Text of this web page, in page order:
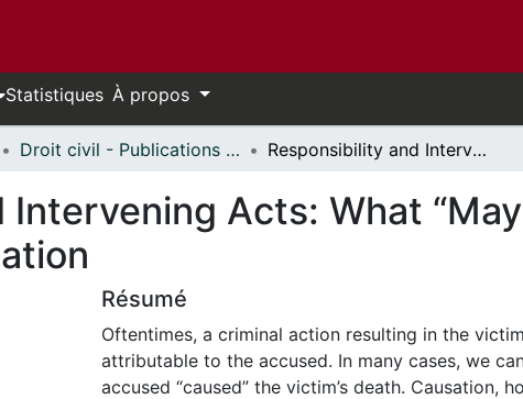
Statistiques À propos
Droit civil - Publications // Civil Law - Publications Responsibility and Intervening Acts: What “Maybin” an Overbroad Approach to Causation
Acts: What
Résumé
Oftentimes, a criminal action resulting in the
attributable to the accused. In many cases, we
accused “caused” the victim’s death. Causation,